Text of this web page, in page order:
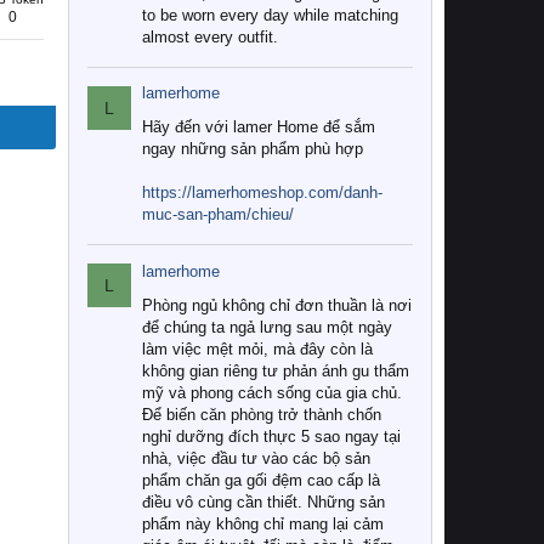
0
to be worn every day while matching
almost every outfit.
L
lamerhome
Hãy đến với lamer Home để sắm
ngay những sản phẩm phù hợp
https://lamerhomeshop.com/danh-
muc-san-pham/chieu/
L
lamerhome
Phòng ngủ không chỉ đơn thuần là nơi
để chúng ta ngả lưng sau một ngày
làm việc mệt mỏi, mà đây còn là
không gian riêng tư phản ánh gu thẩm
mỹ và phong cách sống của gia chủ.
Để biến căn phòng trở thành chốn
nghỉ dưỡng đích thực 5 sao ngay tại
nhà, việc đầu tư vào các bộ sản
phẩm chăn ga gối đệm cao cấp là
điều vô cùng cần thiết. Những sản
phẩm này không chỉ mang lại cảm